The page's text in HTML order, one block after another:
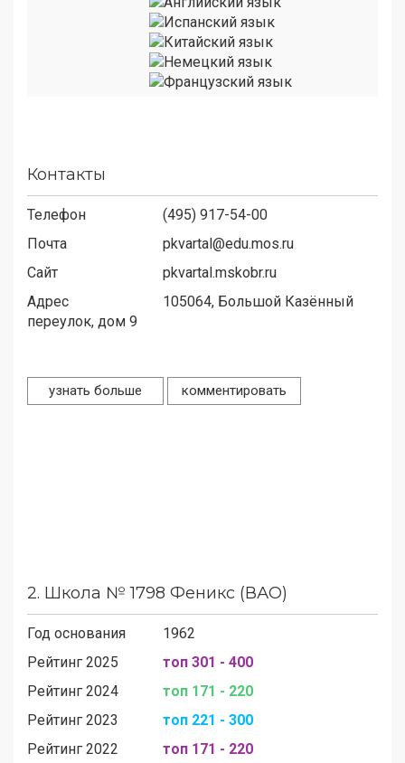
Контакты
Телефон
(495) 917-54-00
Почта
pkvartal@edu.mos.ru
Сайт
pkvartal.mskobr.ru
Адрес
105064, Большой Казённый
переулок, дом 9
узнать больше комментировать
2. Школа № 1798 Феникс (ВАО)
Год основания
1962
Рейтинг 2025
топ 301 - 400
Рейтинг 2024
топ 171 - 220
Рейтинг 2023
топ 221 - 300
Рейтинг 2022
топ 171 - 220